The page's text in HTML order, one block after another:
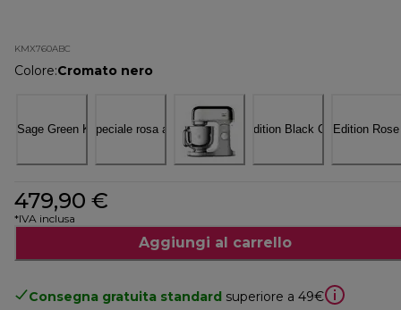
KMX760ABC
Colore:Cromato nero
479,90 €
*IVA inclusa
Aggiungi al carrello
Consegna gratuita standard superiore a 49€